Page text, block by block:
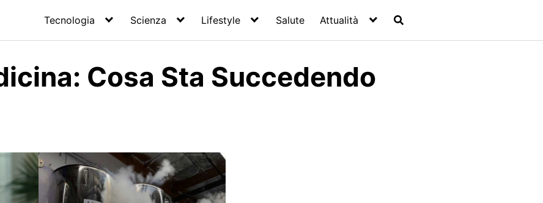
Tecnologia Scienza Lifestyle Salute Attualità
Cosa Sta Succedendo